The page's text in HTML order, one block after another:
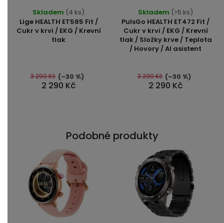
Lige HEALTH ET585 Fit /
Cukr v krvi / EKG / Krevní
tlak
hodnocení
produktu
je
5
hvězdiček.
Skladem (4 ks)
2 290 Kč
3 290 Kč (–30 %)
PulsGo HEALTH ET472 Fit /
Cukr v krvi / EKG / Krevní
tlak / Složky krve / Teplota
/ Hovory / AI asistent
hodnocení
produktu
je
5,0
5
hvězdiček.
Skladem (>5 ks)
2 290 Kč
3 290 Kč (–30 %)
Podobné produkty